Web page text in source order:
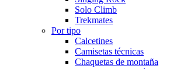
Solo Climb
Trekmates
Por tipo
Calcetines
Camisetas técnicas
Chaquetas de montaña